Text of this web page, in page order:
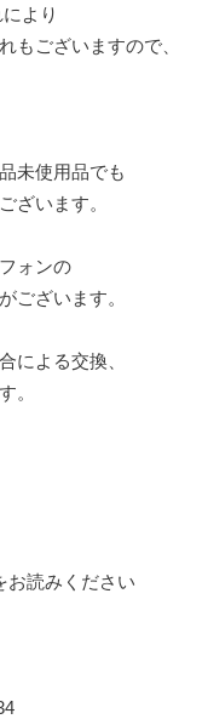
より
もございますので、
未使用品でも
ざいます。
ォンの
ございます。
による交換、
。
お読みください